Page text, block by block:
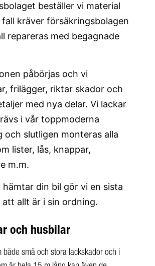
beställer vi material
fall kräver försäkringsbolagen
repareras med begagnade
påbörjas och vi
frilägger, riktar skador och
med nya delar. Vi lackar
i vår toppmoderna
och slutligen monteras alla
lister, lås, knappar,
m.m.
hämtar din bil gör vi en sista
allt är i sin ordning.
och husbilar
både små och stora lackskador och i